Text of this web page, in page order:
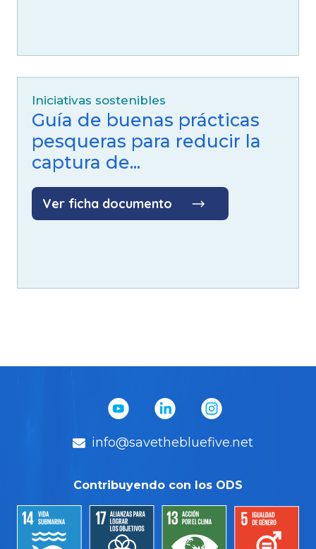
Iniciativas sostenibles
Guía de buenas prácticas
pesqueras para reducir la
captura de...
Ver ficha documento
info@savethebluefive.net
Contribuyendo con los ODS